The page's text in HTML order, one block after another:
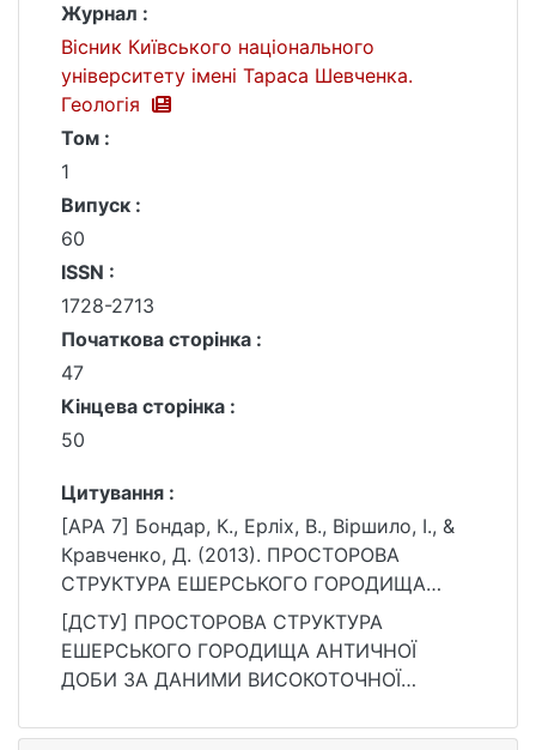
Журнал :
Вісник Київського національного
університету імені Тараса Шевченка.
Геологія
Том :
1
Випуск :
60
ISSN :
1728-2713
Початкова сторінка :
47
Кінцева сторінка :
50
Цитування :
[APA 7] Бондар, К., Ерліх, В., Віршило, І., &
Кравченко, Д. (2013). ПРОСТОРОВА
СТРУКТУРА ЕШЕРСЬКОГО ГОРОДИЩА
АНТИЧНОЇ ДОБИ ЗА ДАНИМИ
ВИСОКОТОЧНОЇ МАГНІТОРОЗВІДКИ. Вісник
Київського національного університету
50.
[ДСТУ] ПРОСТОРОВА СТРУКТУРА
ЕШЕРСЬКОГО ГОРОДИЩА АНТИЧНОЇ
ДОБИ ЗА ДАНИМИ ВИСОКОТОЧНОЇ
Вісник Київського національного